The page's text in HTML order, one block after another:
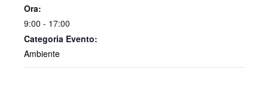
Ora:
9:00 - 17:00
Categoria Evento:
Ambiente